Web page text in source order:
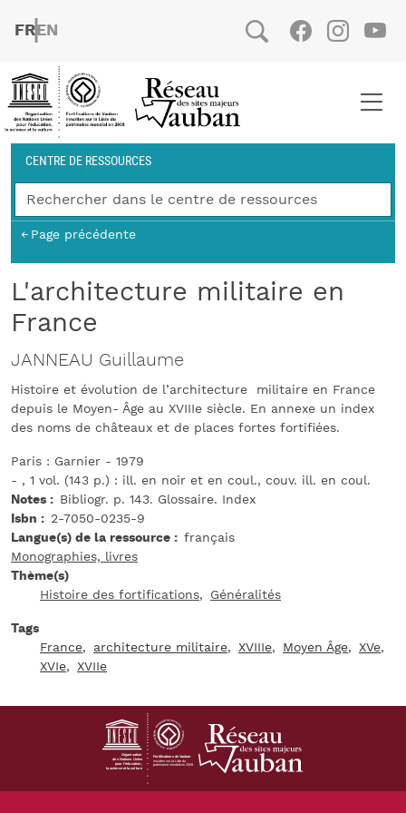
FRENCH
ENGLISH
Social
Fil d'Ariane
CENTRE DE RESSOURCES
Page précédente
L'architecture militaire en
France
JANNEAU Guillaume
Histoire et évolution de l’architecture militaire en France
depuis le Moyen- Âge au XVIIIe siècle. En annexe un index
des noms de châteaux et de places fortes fortifiées.
Paris : Garnier - 1979
- , 1 vol. (143 p.) : ill. en noir et en coul., couv. ill. en coul.
Notes
Bibliogr. p. 143. Glossaire. Index
Isbn
2-7050-0235-9
Langue(s) de la ressource
français
Monographies, livres
Thème(s)
Histoire des fortifications
Généralités
Tags
France
architecture militaire XVIIIe Moyen Âge
XVe
XVIe
XVIIe